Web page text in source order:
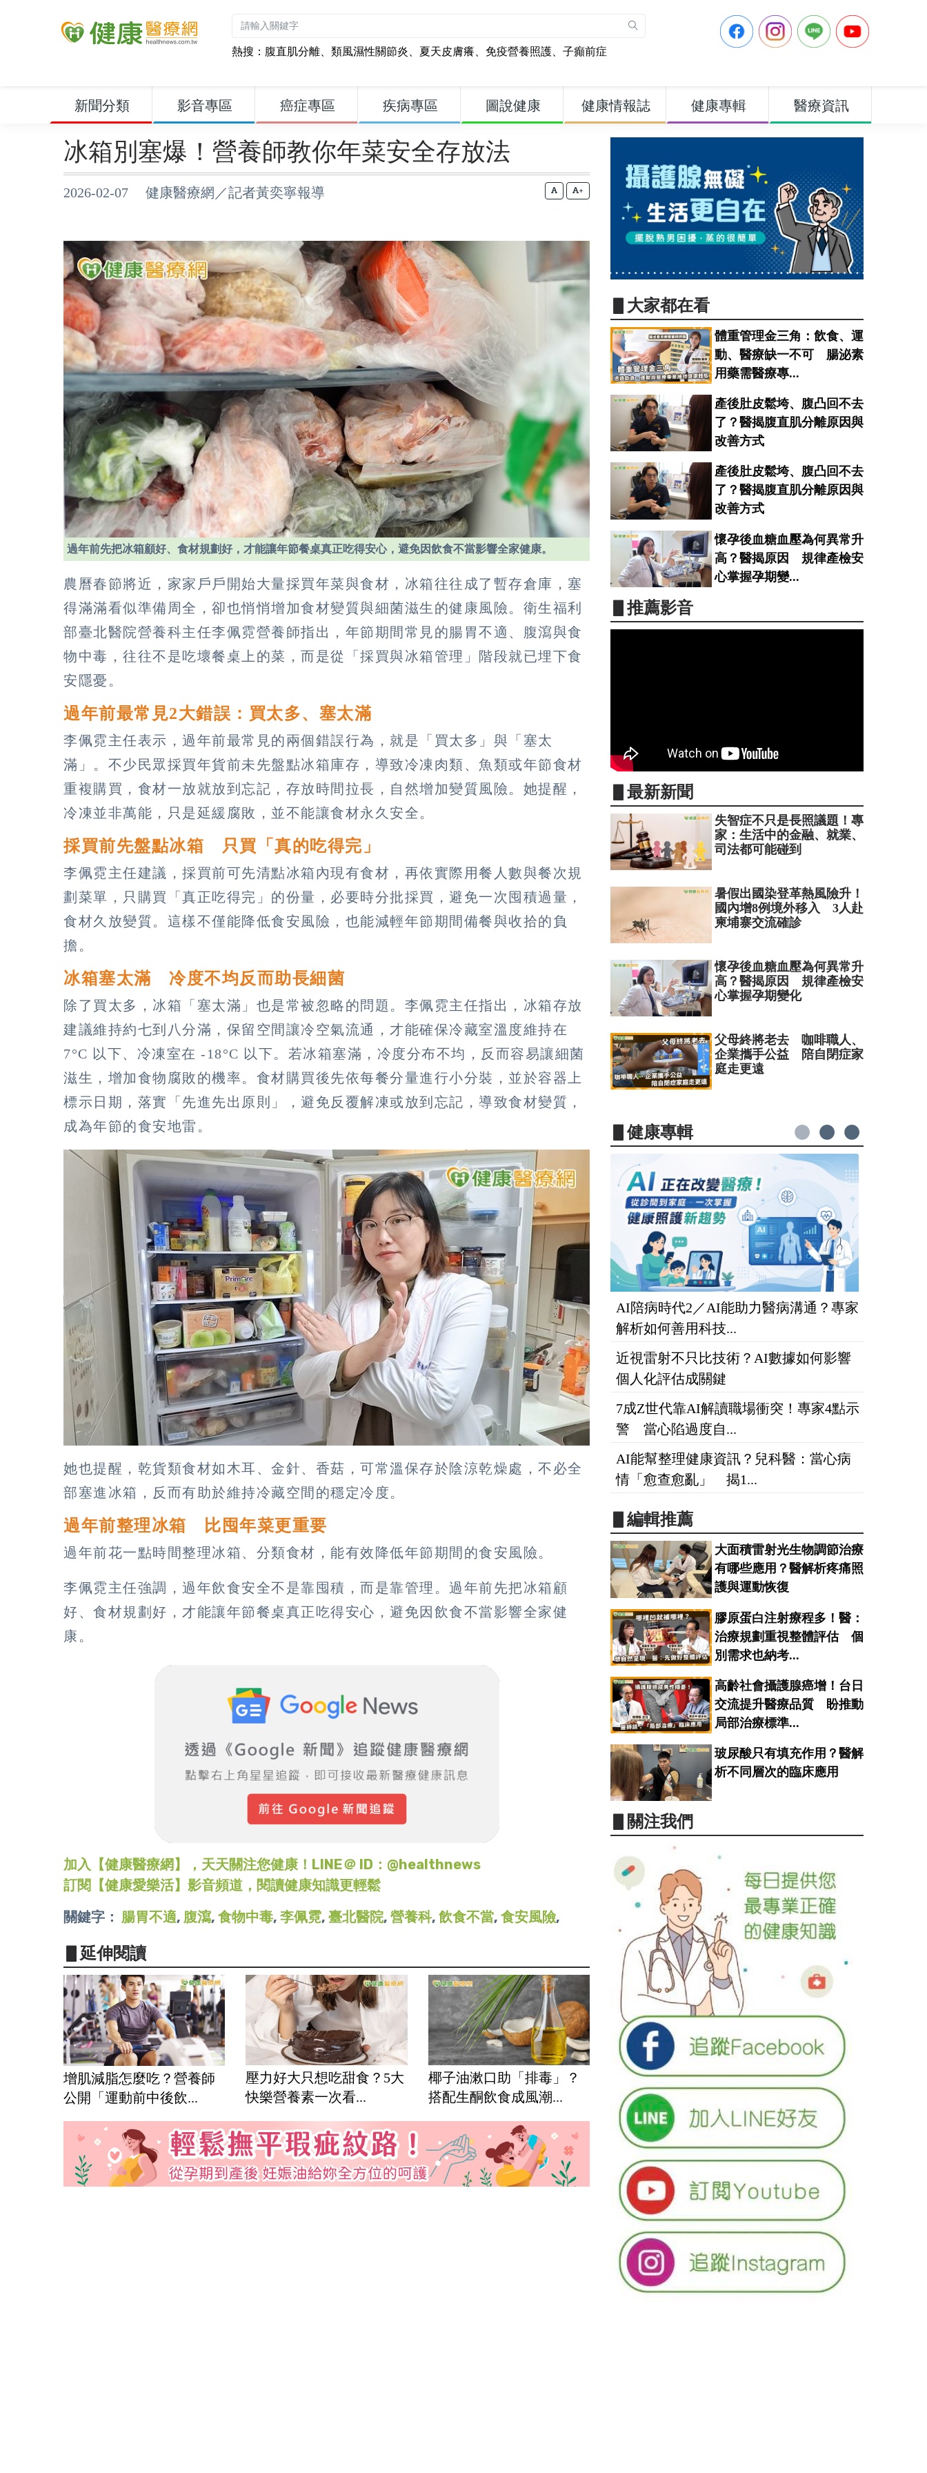
熱搜： 腹直肌分離、 類風濕性關節炎、 夏天皮膚癢、 免疫營養照護、 子癲前症
新聞分類 影音專區 癌症專區 疾病專區 圖說健康 健康情報誌 健康專輯 醫療資訊
冰箱別塞爆！營養師教你年菜安全存放法
2026-02-07 健康醫療網／記者黃奕寧報導 +
過年前先把冰箱顧好、食材規劃好，才能讓年節餐桌真正吃得安心，避免因飲食不當影響全家健康。
農曆春節將近，家家戶戶開始大量採買年菜與食材，冰箱往往成了暫存倉庫，塞
得滿滿看似準備周全，卻也悄悄增加食材變質與細菌滋生的健康風險。衛生福利
部臺北醫院營養科主任李佩霓營養師指出，年節期間常見的腸胃不適、腹瀉與食
物中毒，往往不是吃壞餐桌上的菜，而是從「採買與冰箱管理」階段就已埋下食
安隱憂。
過年前最常見2大錯誤：買太多、塞太滿
李佩霓主任表示，過年前最常見的兩個錯誤行為，就是「買太多」與「塞太
滿」。不少民眾採買年貨前未先盤點冰箱庫存，導致冷凍肉類、魚類或年節食材
重複購買，食材一放就放到忘記，存放時間拉長，自然增加變質風險。她提醒，
冷凍並非萬能，只是延緩腐敗，並不能讓食材永久安全。
採買前先盤點冰箱 只買「真的吃得完」
李佩霓主任建議，採買前可先清點冰箱內現有食材，再依實際用餐人數與餐次規
劃菜單，只購買「真正吃得完」的份量，必要時分批採買，避免一次囤積過量，
食材久放變質。這樣不僅能降低食安風險，也能減輕年節期間備餐與收拾的負
擔。
冰箱塞太滿 冷度不均反而助長細菌
除了買太多，冰箱「塞太滿」也是常被忽略的問題。李佩霓主任指出，冰箱存放
建議維持約七到八分滿，保留空間讓冷空氣流通，才能確保冷藏室溫度維持在
7°C 以下、冷凍室在 -18°C 以下。若冰箱塞滿，冷度分布不均，反而容易讓細菌
滋生，增加食物腐敗的機率。食材購買後先依每餐分量進行小分裝，並於容器上
標示日期，落實「先進先出原則」，避免反覆解凍或放到忘記，導致食材變質，
成為年節的食安地雷。
她也提醒，乾貨類食材如木耳、金針、香菇，可常溫保存於陰涼乾燥處，不必全
部塞進冰箱，反而有助於維持冷藏空間的穩定冷度。
過年前整理冰箱 比囤年菜更重要
過年前花一點時間整理冰箱、分類食材，能有效降低年節期間的食安風險。
李佩霓主任強調，過年飲食安全不是靠囤積，而是靠管理。過年前先把冰箱顧
好、食材規劃好，才能讓年節餐桌真正吃得安心，避免因飲食不當影響全家健
康。
加入【健康醫療網】，天天關注您健康！LINE＠ ID：@healthnews
訂閱【健康愛樂活】影音頻道，閱讀健康知識更輕鬆
關鍵字： 腸胃不適, 腹瀉, 食物中毒, 李佩霓, 臺北醫院, 營養科, 飲食不當, 食安風險,
▋延伸閱讀
增肌減脂怎麼吃？營養師
公開「運動前中後飲...
壓力好大只想吃甜食？5大
快樂營養素一次看...
椰子油漱口助「排毒」？
搭配生酮飲食成風潮...
▋大家都在看
體重管理金三角：飲食、運
動、醫療缺一不可 腸泌素
用藥需醫療專...
產後肚皮鬆垮、腹凸回不去
了？醫揭腹直肌分離原因與
改善方式
產後肚皮鬆垮、腹凸回不去
了？醫揭腹直肌分離原因與
改善方式
懷孕後血糖血壓為何異常升
高？醫揭原因 規律產檢安
心掌握孕期變...
▋推薦影音
▋最新新聞
失智症不只是長照議題！專
家：生活中的金融、就業、
司法都可能碰到
暑假出國染登革熱風險升！
國內增8例境外移入 3人赴
柬埔寨交流確診
懷孕後血糖血壓為何異常升
高？醫揭原因 規律產檢安
心掌握孕期變化
父母終將老去 咖啡職人、
企業攜手公益 陪自閉症家
庭走更遠
▋健康專輯
AI陪病時代2／AI能助力醫病溝通？專家
解析如何善用科技...
近視雷射不只比技術？AI數據如何影響
個人化評估成關鍵
7成Z世代靠AI解讀職場衝突！專家4點示
警 當心陷過度自...
AI能幫整理健康資訊？兒科醫：當心病
情「愈查愈亂」 揭1...
▋編輯推薦
大面積雷射光生物調節治療
有哪些應用？醫解析疼痛照
護與運動恢復
膠原蛋白注射療程多！醫：
治療規劃重視整體評估 個
別需求也納考...
高齡社會攝護腺癌增！台日
交流提升醫療品質 盼推動
局部治療標準...
玻尿酸只有填充作用？醫解
析不同層次的臨床應用
▋關注我們